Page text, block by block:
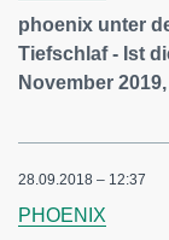
phoenix unter
Tiefschlaf - Ist
November
28.09.2018 – 12:37
PHOENIX